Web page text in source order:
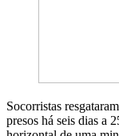
Socorristas
presos há seis dias a